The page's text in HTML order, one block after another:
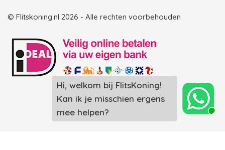
© Flitskoning.nl 2026 - Alle rechten voorbehouden
Landingspagina overzicht photobooths
Landingspagina overzicht videobooths
Photobooth huren in Spijkenisse